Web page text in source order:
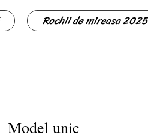
Rochii de mireasa 2025
Model unic